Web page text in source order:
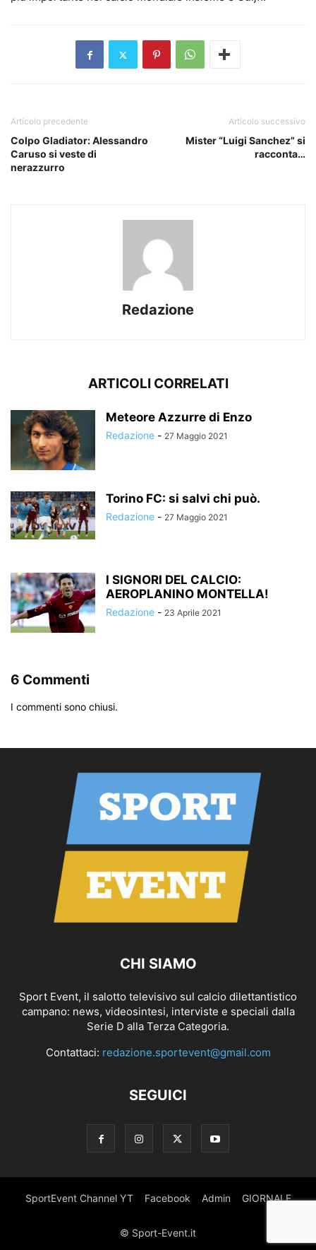
Articolo precedente
Colpo Gladiator: Alessandro
Caruso si veste di
nerazzurro
Articolo successivo
Mister “Luigi Sanchez” si
racconta…
Redazione
ARTICOLI CORRELATI
Meteore Azzurre di Enzo
Redazione - 27 Maggio 2021
Torino FC: si salvi chi può.
Redazione - 27 Maggio 2021
I SIGNORI DEL CALCIO:
AEROPLANINO MONTELLA!
Redazione - 23 Aprile 2021
6 Commenti
I commenti sono chiusi.
CHI SIAMO
Sport Event, il salotto televisivo sul calcio dilettantistico
campano: news, videosintesi, interviste e speciali dalla
Serie D alla Terza Categoria.
Contattaci: redazione.sportevent@gmail.com
SEGUICI
SportEvent Channel YT Facebook Admin GIORNALE
© Sport-Event.it